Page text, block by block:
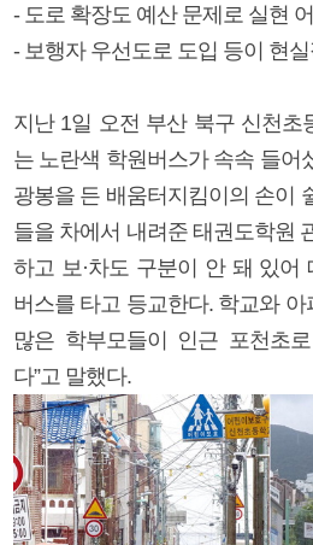
- 도로 확장도 예산 문제로 실현
- 보행자 우선도로 도입 등이 현
지난 1일 오전 부산 북구 신천초
는 노란색 학원버스가 속속 들어
광봉을 든 배움터지킴이의 손이
들을 차에서 내려준 태권도학원
하고 보·차도 구분이 안 돼 있어
버스를 타고 등교한다. 학교와
많은 학부모들이 인근 포천초
다”고 말했다.